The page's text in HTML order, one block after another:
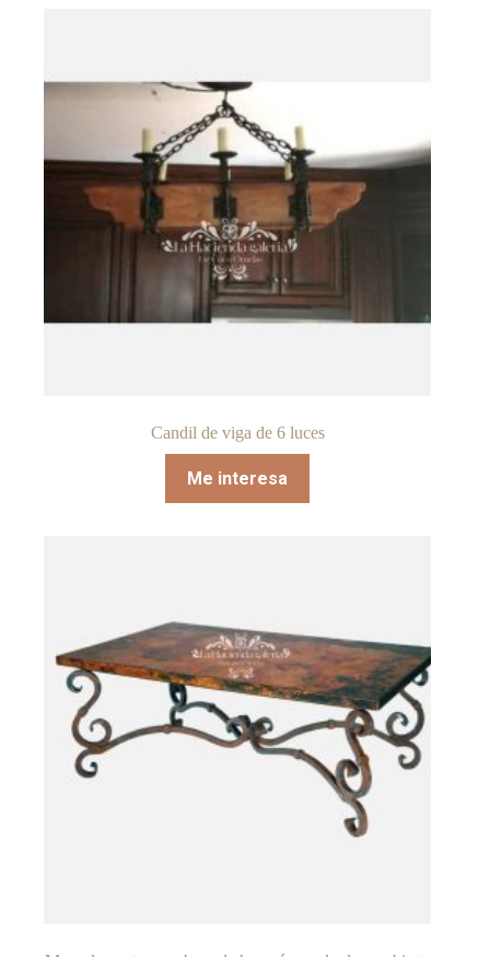
Candil de viga de 6 luces
Me interesa